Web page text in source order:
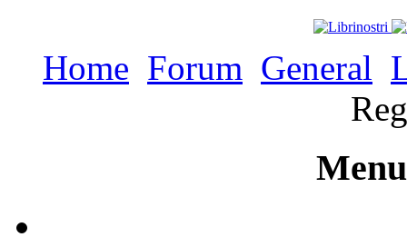
Home Forum General